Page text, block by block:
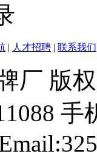
| 人才招聘 | 联系我们
厂 版
手